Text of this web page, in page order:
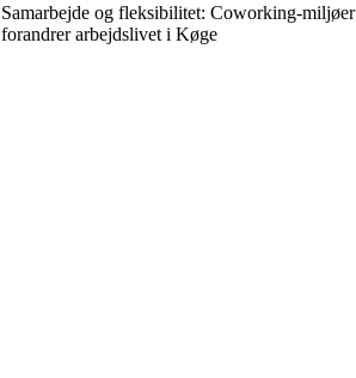
Samarbejde og fleksibilitet: Coworking-miljøer
forandrer arbejdslivet i Køge